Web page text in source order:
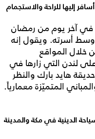
إليها للراحة والاستجمام
في آخر يوم من رمضان
أسرته. ويقول إنه
خلال المواقع
على لندن التي زارها في
هايد بارك والنظر
المتميّزة معمارياً.
الدينية في مكة والمدينة